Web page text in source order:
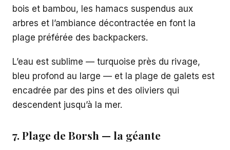
bois et bambou, les hamacs suspendus aux
arbres et l’ambiance décontractée en font la
plage préférée des backpackers.
L’eau est sublime — turquoise près du rivage,
bleu profond au large — et la plage de galets est
encadrée par des pins et des oliviers qui
descendent jusqu’à la mer.
7. Plage de Borsh — la géante